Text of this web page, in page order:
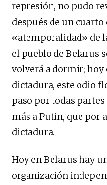
represión, no pudo
después de un cuarto
«atemporalidad» de
el pueblo de Belarus
volverá a dormir; hoy
dictadura, este odio
paso por todas partes
más a Putin, que por
dictadura.
Hoy en Belarus hay
organización